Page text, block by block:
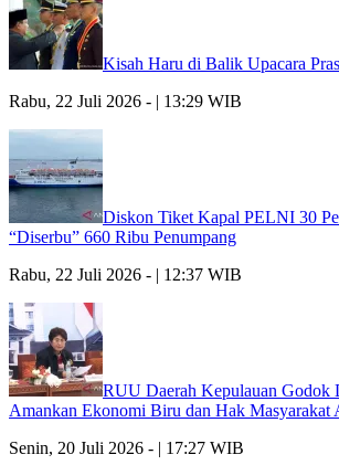
Kisah Haru di Balik Upacara
Rabu, 22 Juli 2026 - | 13:29 WIB
Diskon Tiket Kapal PELNI 30
“Diserbu” 660 Ribu Penumpang
Rabu, 22 Juli 2026 - | 12:37 WIB
RUU Daerah Kepulauan Godok
Amankan Ekonomi Biru dan Hak Masyarakat
Senin, 20 Juli 2026 - | 17:27 WIB